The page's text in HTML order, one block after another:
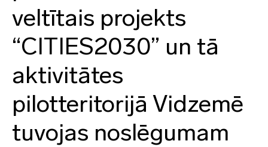
veltītais projekts
“CITIES2030” un tā
aktivitātes
pilotteritorijā Vidzemē
tuvojas noslēgumam